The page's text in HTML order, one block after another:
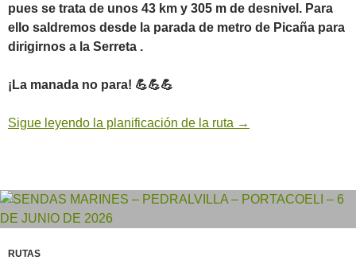
pues se trata de unos 43 km y 305 m de desnivel. Para
ello saldremos desde la parada de metro de Picaña para
dirigirnos a la Serreta .
¡La manada no para! 💪💪💪
Sigue leyendo la planificación de la ruta →
RUTAS